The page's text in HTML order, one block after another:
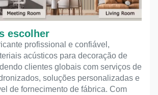
escolher
profissional e confiável,
acústicos para decoração de
clientes globais com serviços de
soluções personalizadas e
de fornecimento de fábrica. Com